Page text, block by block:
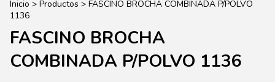
Inicio > Productos > FASCINO BROCHA COMBINADA P/POLVO
1136
FASCINO BROCHA
COMBINADA P/POLVO 1136